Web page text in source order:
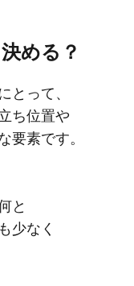
める？
とって、​
ち位置や​
要素です。​
と​
少なく​